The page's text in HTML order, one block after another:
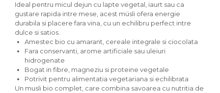
Ketchup bio
Sosuri bio din tomate
Sucuri si bauturi bio
Lapte bio si bauturi vegetale
Sirop bio
Sucuri din fructe si legume bio
Superalimente
Ideal pentru micul dejun cu lapte vegetal, iaurt sau ca
gustare rapida intre mese, acest müsli ofera energie
durabila si placere fara vina, cu un echilibru perfect intre
dulce si satios.
Amestec bio cu amarant, cereale integrale si ciocolata
Fara conservanti, arome artificiale sau uleiuri
hidrogenate
Bogat in fibre, magneziu si proteine vegetale
Potrivit pentru alimentatia vegetariana si echilibrata
Un musli bio complet, care combina savoarea cu nutritia de